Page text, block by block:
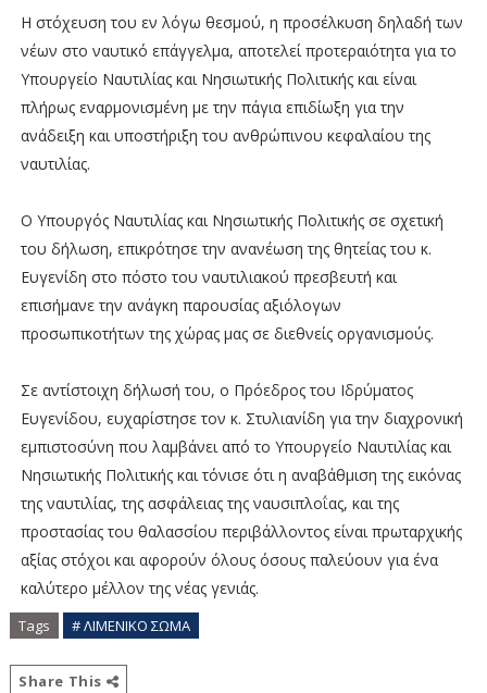
Η στόχευση του εν λόγω θεσμού, η προσέλκυση δηλαδή των
νέων στο ναυτικό επάγγελμα, αποτελεί προτεραιότητα για το
Υπουργείο Ναυτιλίας και Νησιωτικής Πολιτικής και είναι
πλήρως εναρμονισμένη με την πάγια επιδίωξη για την
ανάδειξη και υποστήριξη του ανθρώπινου κεφαλαίου της
ναυτιλίας.
Ο Υπουργός Ναυτιλίας και Νησιωτικής Πολιτικής σε σχετική
του δήλωση, επικρότησε την ανανέωση της θητείας του κ.
Ευγενίδη στο πόστο του ναυτιλιακού πρεσβευτή και
επισήμανε την ανάγκη παρουσίας αξιόλογων
προσωπικοτήτων της χώρας μας σε διεθνείς οργανισμούς.
Σε αντίστοιχη δήλωσή του, ο Πρόεδρος του Ιδρύματος
Ευγενίδου, ευχαρίστησε τον κ. Στυλιανίδη για την διαχρονική
εμπιστοσύνη που λαμβάνει από το Υπουργείο Ναυτιλίας και
Νησιωτικής Πολιτικής και τόνισε ότι η αναβάθμιση της εικόνας
της ναυτιλίας, της ασφάλειας της ναυσιπλοΐας, και της
προστασίας του θαλασσίου περιβάλλοντος είναι πρωταρχικής
αξίας στόχοι και αφορούν όλους όσους παλεύουν για ένα
καλύτερο μέλλον της νέας γενιάς.
Tags # ΛΙΜΕΝΙΚΟ ΣΩΜΑ
Share This